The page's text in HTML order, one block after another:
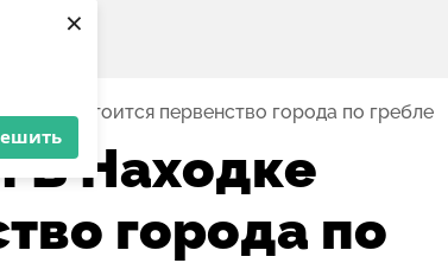
×
состоится первенство города по гребле
В Находке
города по